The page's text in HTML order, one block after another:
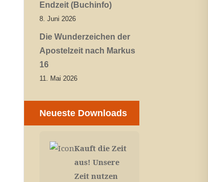
Endzeit (Buchinfo)
8. Juni 2026
Die Wunderzeichen der
Apostelzeit nach Markus
16
11. Mai 2026
Neueste Downloads
Kauft die Zeit
aus! Unsere
Zeit nutzen